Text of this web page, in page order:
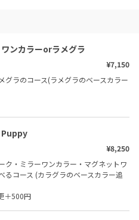
ンカラーorラメグラ
¥7,150
グラのコース(ラメグラのベースカラー
Puppy
¥8,250
ク・ミラーワンカラー・マグネットワ
るコース (カラグラのベースカラー追
＋500円